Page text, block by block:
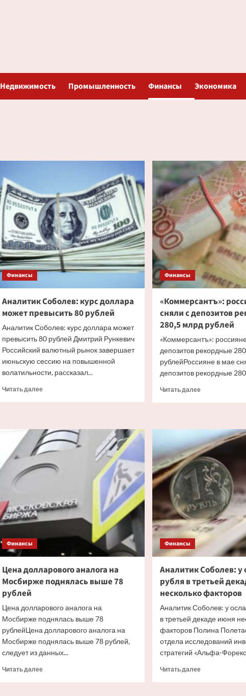
Недвижимость Промышленность Финансы Экономика
Финансы
Аналитик Соболев: курс доллара
может превысить 80 рублей
Аналитик Соболев: курс доллара может
превысить 80 рублей Дмитрий Рункевич
Российский валютный рынок завершает
июньскую сессию на повышенной
волатильности, рассказал...
Читать далееПрочитать
курс
доллара
может
превысить
Финансы
«Коммерсантъ»:
сняли с депозитов
280,5 млрд рублей
«Коммерсантъ»:
депозитов рекордные
рублейРоссияне в мае
депозитов рекордные
Читать далееПрочитать
в
мае
сняли
депозитов
рекордные
280,5
млрд
рублей
Финансы
Цена долларового аналога на
Мосбирже поднялась выше 78
рублей
Цена долларового аналога на
Мосбирже поднялась выше 78
рублейЦена долларового аналога на
Мосбирже поднялась выше 78 рублей,
следует из данных...
Читать далееПрочитать
Финансы
Аналитик Соболев: у
рубля в третьей
несколько факторов
Аналитик Соболев: у
в третьей декаде июня
факторов Полина
отдела исследований
стратегий «Альфа-
Читать далееПрочитать